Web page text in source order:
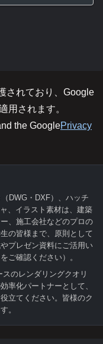
されており、Google
用されます。
the GooglePrivacy
DWG・DXF）、ハッチ
、イラスト素材は、建築
、施工会社などのプロの
の皆様まで、原則として
プレゼン資料にご活用い
をご確認ください）。
のレンダリングクオリ
率化パートナーとして、
立てください。皆様のク
。